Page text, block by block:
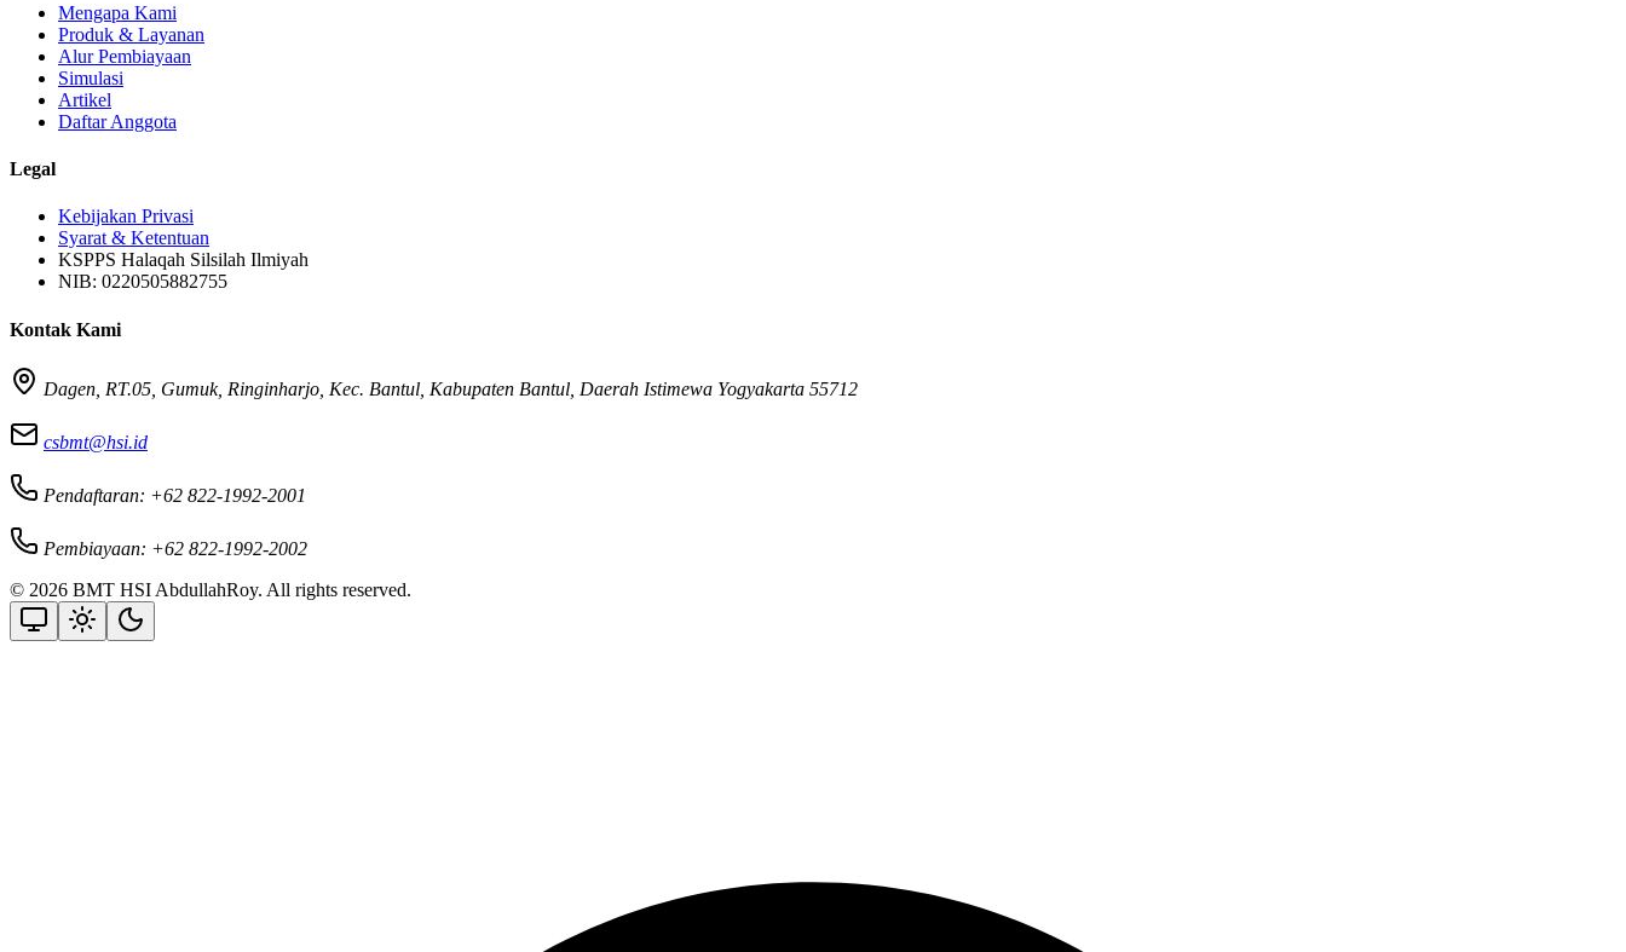
Mengapa Kami
Produk & Layanan
Alur Pembiayaan
Simulasi
Artikel
Daftar Anggota
Legal
Kebijakan Privasi
Syarat & Ketentuan
KSPPS Halaqah Silsilah Ilmiyah
NIB: 0220505882755
Kontak Kami
Dagen, RT.05, Gumuk, Ringinharjo, Kec. Bantul, Kabupaten Bantul, Daerah Istimewa Yogyakarta 55712
csbmt@hsi.id
Pendaftaran: +62 822-1992-2001
Pembiayaan: +62 822-1992-2002
© 2026 BMT HSI AbdullahRoy. All rights reserved.